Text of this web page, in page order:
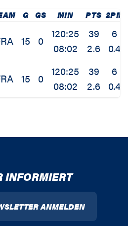
G GS MIN PTS 2PM
15 0
120:25
08:02
39
2.6
6
0.4
15 0
120:25
08:02
39
2.6
6
0.4
INFORMIERT
ANMELDEN